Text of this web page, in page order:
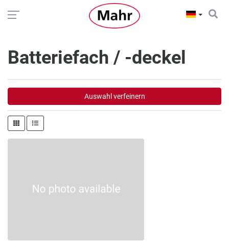
Batteriefach / -deckel
Auswahl verfeinern